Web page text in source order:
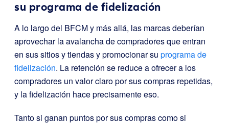
su programa de fidelización
A lo largo del BFCM y más allá, las marcas deberían
aprovechar la avalancha de compradores que entran
en sus sitios y tiendas y promocionar su programa de
fidelización. La retención se reduce a ofrecer a los
compradores un valor claro por sus compras repetidas,
y la fidelización hace precisamente eso.
Tanto si ganan puntos por sus compras como si